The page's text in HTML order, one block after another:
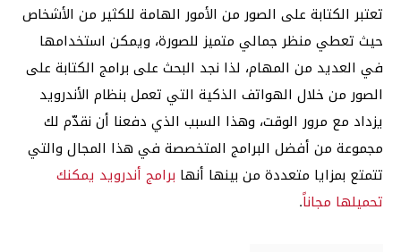
تعتبر الكتابة على الصور من الأمور الهامة للكثير من الأشخاص
حيث تعطي منظر جمالي متميز للصورة، ويمكن استخدامها
في العديد من المهام، لذا نجد البحث على برامج الكتابة على
الصور من خلال الهواتف الذكية التي تعمل بنظام الأندرويد
يزداد مع مرور الوقت، وهذا السبب الذي دفعنا أن نقدّم لك
مجموعة من أفضل البرامج المتخصصة في هذا المجال والتي
تتمتع بمزايا متعددة من بينها أنها برامج أندرويد يمكنك
تحميلها مجاناً.